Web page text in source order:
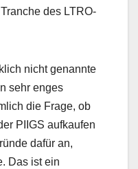
des LTRO-
nicht genannte
sehr enges
die Frage, ob
PIIGS aufkaufen
dafür an,
Das ist ein